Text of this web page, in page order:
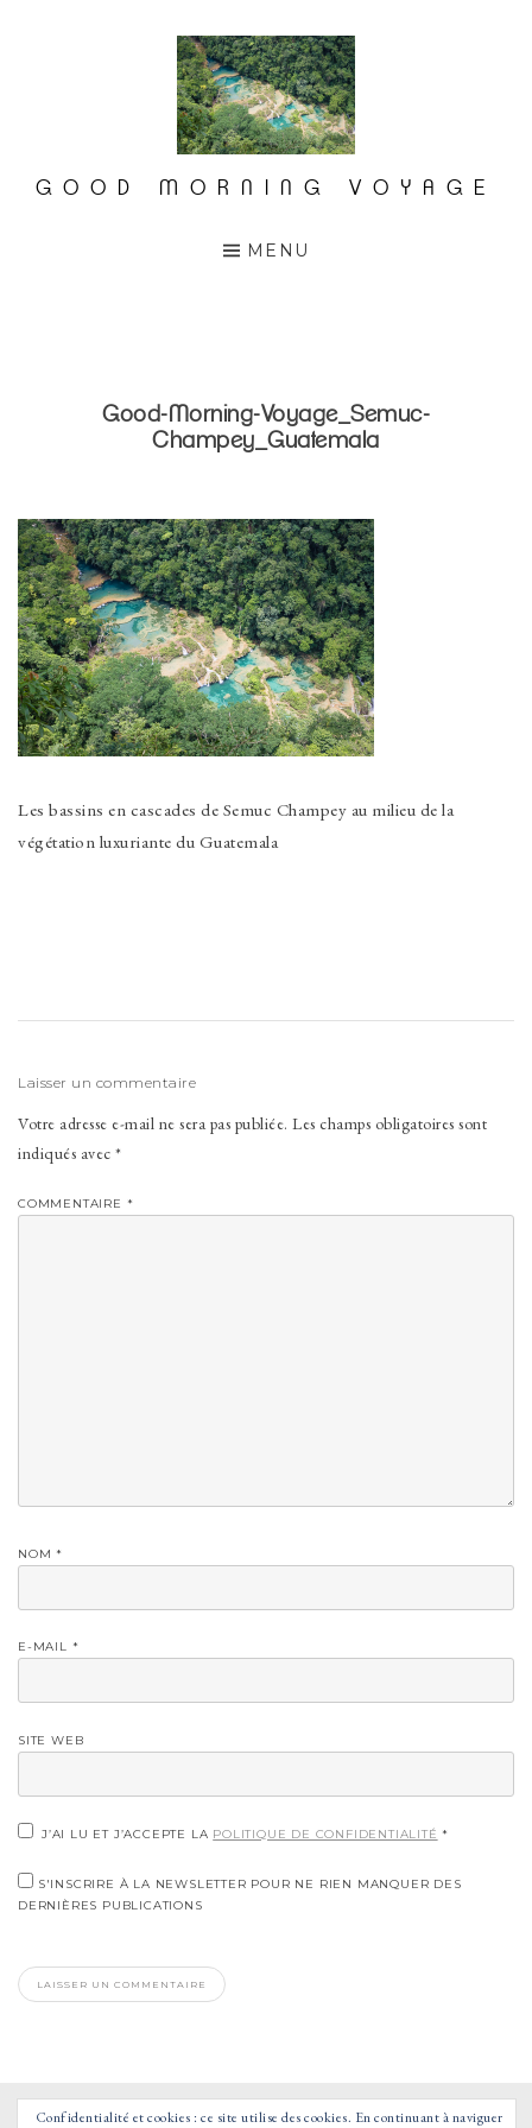
GOOD MORNING VOYAGE
MENU
Good-Morning-Voyage_Semuc-
Champey_Guatemala
Les bassins en cascades de Semuc Champey au milieu de la
végétation luxuriante du Guatemala
Laisser un commentaire
Votre adresse e-mail ne sera pas publiée. Les champs obligatoires sont
indiqués avec *
COMMENTAIRE *
NOM *
E-MAIL *
SITE WEB
J’AI LU ET J’ACCEPTE LA POLITIQUE DE CONFIDENTIALITÉ *
S'INSCRIRE À LA NEWSLETTER POUR NE RIEN MANQUER DES
DERNIÈRES PUBLICATIONS
Confidentialité et cookies : ce site utilise des cookies. En continuant à naviguer